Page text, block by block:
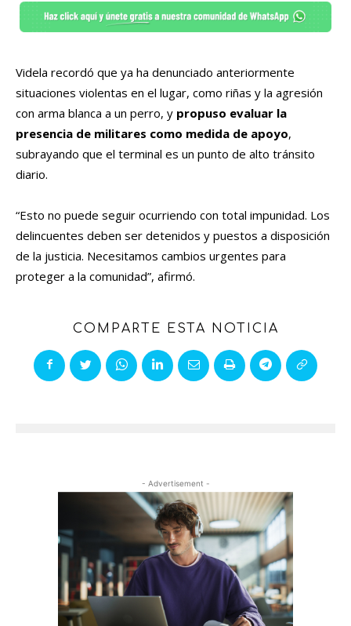
Videla recordó que ya ha denunciado anteriormente
situaciones violentas en el lugar, como riñas y la agresión
con arma blanca a un perro, y propuso evaluar la
presencia de militares como medida de apoyo,
subrayando que el terminal es un punto de alto tránsito
diario.
“Esto no puede seguir ocurriendo con total impunidad. Los
delincuentes deben ser detenidos y puestos a disposición
de la justicia. Necesitamos cambios urgentes para
proteger a la comunidad”, afirmó.
COMPARTE ESTA NOTICIA
- Advertisement -